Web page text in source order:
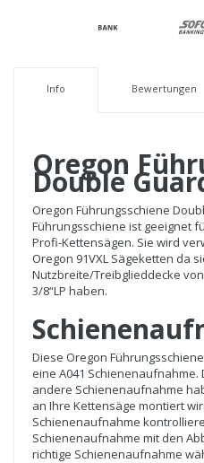
Info Bewertungen
Oregon
Double
Oregon Führungsschiene
Führungsschiene ist geeignet
Profi-Kettensägen. Sie wird
Oregon 91VXL Sägeketten da
Nutzbreite/Treibglieddecke
3/8“LP haben.
Diese Oregon
eine A041
andere Schienenaufnahme
an Ihre Kettensäge montiert
Schienenaufnahme
Schienenaufnahme mit den
richtige Schienenaufnahme